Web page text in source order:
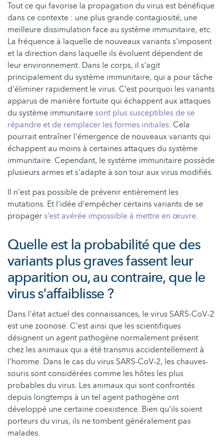
Tout ce qui favorise la propagation du virus est bénéfique
dans ce contexte : une plus grande contagiosité, une
meilleure dissimulation face au système immunitaire, etc.
La fréquence à laquelle de nouveaux variants s'imposent
et la direction dans laquelle ils évoluent dépendent de
leur environnement. Dans le corps, il s'agit
principalement du système immunitaire, qui a pour tâche
d'éliminer rapidement le virus. C’est pourquoi les variants
apparus de manière fortuite qui échappent aux attaques
du système immunitaire sont plus susceptibles de se
répandre et de remplacer les formes initiales. Cela
pourrait entraîner l'émergence de nouveaux variants qui
échappent au moins à certaines attaques du système
immunitaire. Cependant, le système immunitaire possède
plusieurs armes et s'adapte à son tour aux virus modifiés.
Il n'est pas possible de prévenir entièrement les
mutations. Et l'idée d'empêcher certains variants de se
propager s’est avérée impossible à mettre en œuvre.
Quelle est la probabilité que des
variants plus graves fassent leur
apparition ou, au contraire, que le
virus s'affaiblisse ?
Dans l'état actuel des connaissances, le virus SARS-CoV-2
est une zoonose. C'est ainsi que les scientifiques
désignent un agent pathogène normalement présent
chez les animaux qui a été transmis accidentellement à
l'homme. Dans le cas du virus SARS-CoV-2, les chauves-
souris sont considérées comme les hôtes les plus
probables du virus. Les animaux qui sont confrontés
depuis longtemps à un tel agent pathogène ont
développé une certaine coexistence. Bien qu'ils soient
porteurs du virus, ils ne tombent généralement pas
malades.